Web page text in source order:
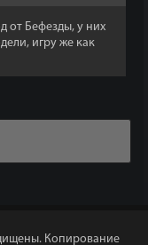
от Бефезды, у них
игру же как
Копирование